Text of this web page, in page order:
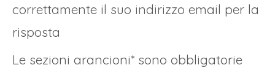
correttamente il suo indirizzo email per la
risposta
Le sezioni arancioni* sono obbligatorie